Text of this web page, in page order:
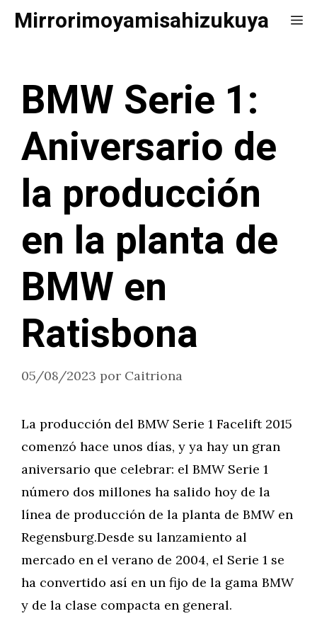
Saltar
Mirrorimoyamisahizukuya
BMW Serie 1:
Aniversario de
la producción
en la planta de
BMW en
Ratisbona
05/08/2023 por Caitriona
La producción del BMW Serie 1 Facelift 2015
comenzó hace unos días, y ya hay un gran
aniversario que celebrar: el BMW Serie 1
número dos millones ha salido hoy de la
línea de producción de la planta de BMW en
Regensburg.Desde su lanzamiento al
mercado en el verano de 2004, el Serie 1 se
ha convertido así en un fijo de la gama BMW
y de la clase compacta en general.